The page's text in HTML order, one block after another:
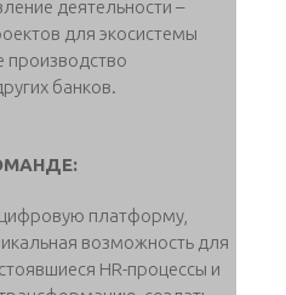
деятельности –
для экосистемы
производство
банков.
платформу,
возможность для
HR-процессы и